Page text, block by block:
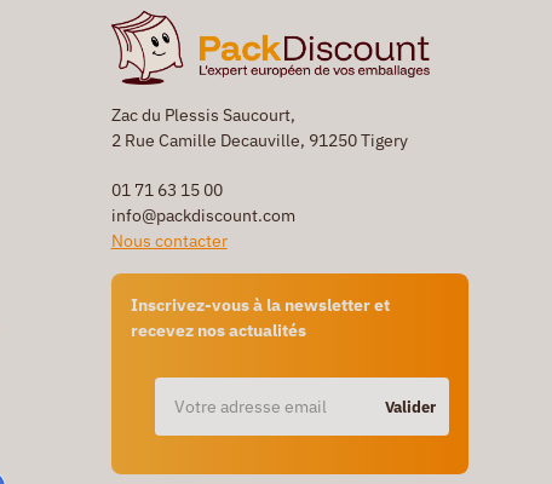
Zac du Plessis Saucourt,
2 Rue Camille Decauville, 91250 Tigery
01 71 63 15 00
info@packdiscount.com
Nous contacter
Inscrivez-vous à la newsletter et
recevez nos actualités
Valider